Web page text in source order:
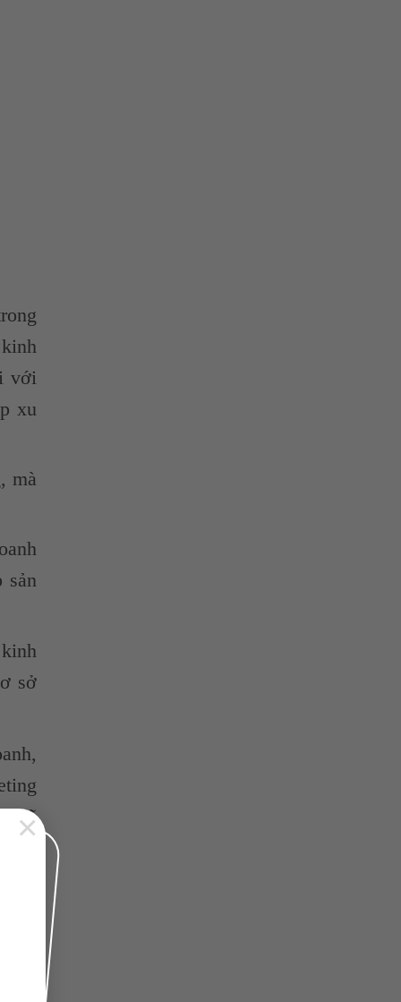
×
với
xu
mà
sản
sở
sẽ